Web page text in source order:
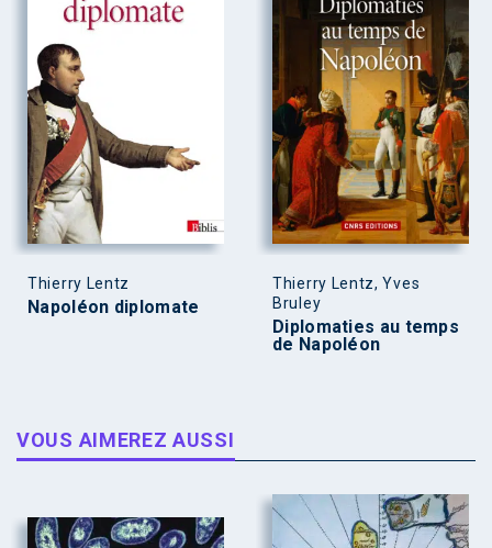
Thierry Lentz
Napoléon diplomate
Thierry Lentz, Yves
Bruley
Diplomaties au temps
de Napoléon
VOUS AIMEREZ AUSSI